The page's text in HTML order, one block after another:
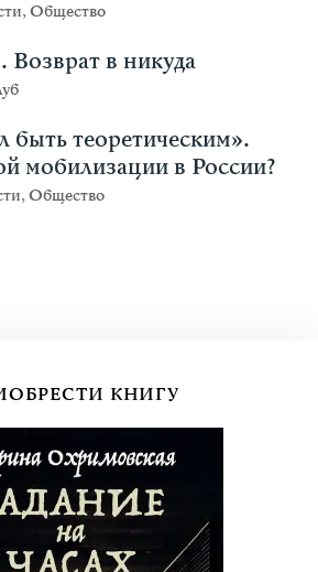
,Общество
в никуда
быть теоретическим».
мобилизации в России?
,Общество
КНИГУ